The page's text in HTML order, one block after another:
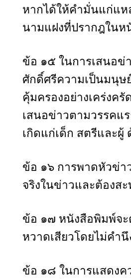
หากได้ให้คำมั่นแก่แ
นามแฝงที่ปรากฎใน
ข้อ ๑๕ ในการเสนอข่
ศักดิ์ศรีความเป็นมนุษ
คุ้มครองอย่างเคร่งค
เสนอข่าวตามวรรคแ
เกิดแก่เด็ก สตรีและ
ข้อ ๑๖ การพาดหัวข่า
จริงในข่าวและต้องส
ข้อ ๑๗ หนังสือพิมพ์จ
หวาดเสียวโดยไม่คำ
ข้อ ๑๘ ในการแสดง